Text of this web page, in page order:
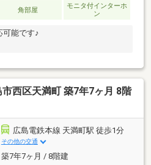
角部屋
モニタ付インターホ
ン
可能です♪
西区天満町 築7年7ヶ月 8階
広島電鉄本線 天満町駅 徒歩1分
その他の交通
築7年7ヶ月 / 8階建